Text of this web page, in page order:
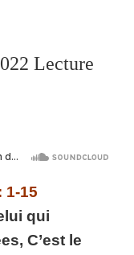
Lecture
1-15
qui
C’est le